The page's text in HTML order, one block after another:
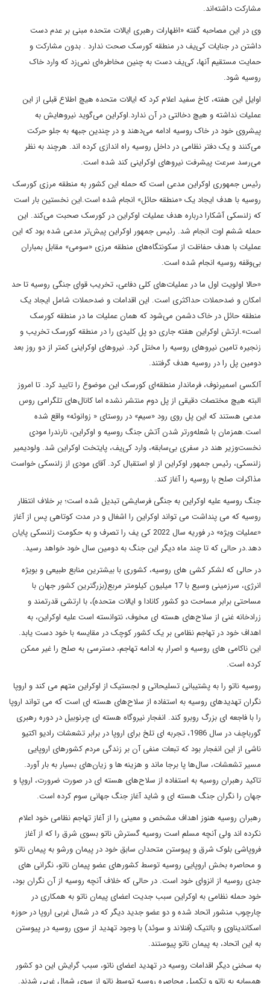
مشارکت داشته‌اند.
وی در این مصاحبه گفته «اظهارات رهبری ایالات متحده مبنی بر عدم دست
داشتن در جنایات کی‌یف در منطقه کورسک صحت ندارد . بدون مشارکت و
حمایت مستقیم آنها، کی‌یف دست به چنین مخاطره‌ای نمی‌زد که وارد خاک
روسیه شود.
اوایل این هفته، کاخ سفید اعلام کرد که ایالات متحده هیچ اطلاع قبلی از این
عملیات نداشته و هیچ دخالتی در آن ندارد.اوکراین می‌گوید نیروهایش به
پیشروی خود در خاک روسیه ادامه می‌دهند و در چندین جبهه به جلو حرکت
می‌کنند و یک دفتر نظامی در داخل روسیه راه اندازی کرده اند. هرچند به نظر
می‌رسد سرعت پیشرفت نیروهای اوکراینی کند شده است.
رئیس جمهوری اوکراین مدعی است که حمله این کشور به منطقه مرزی کورسک
روسیه با هدف ایجاد یک «منطقه حائل» انجام شده است.این نخستین بار است
که زلنسکی آشکارا درباره هدف عملیات اوکراین در کورسک صحبت می‌کند. این
حمله ششم اوت انجام شد. رئیس جمهور اوکراین پیش‌تر مدعی شده بود که این
عملیات با هدف حفاظت از سکونتگاه‌های منطقه مرزی «سومی» مقابل بمباران
بی‌وقفه روسیه انجام شده است.
«حالا اولویت اول ما در عملیات‌های کلی دفاعی، تخریب قوای جنگی روسیه تا حد
امکان و ضدحملات حداکثری است. این اقدامات و ضدحملات شامل ایجاد یک
منطقه حائل در خاک دشمن می‌شود که همان عملیات ما در منطقه کورسک
است».ارتش اوکراین هفته جاری دو پل کلیدی را در منطقه کورسک تخریب و
زنجیره تامین نیروهای روسیه را مختل کرد. نیروهای اوکراینی کمتر از دو روز بعد
دومین پل را در روسیه هدف گرفتند.
آلکسی اسمیرنوف، فرماندار منطقه‌ای کورسک این موضوع را تایید کرد. تا امروز
البته هیچ مختصات دقیقی از پل دوم منتشر نشده اما کانال‌های تلگرامی روس
مدعی هستند که این پل روی رود «سیم» در روستای « زوانوئه» واقع شده
است.همزمان با شعله‌ورتر شدن آتش جنگ روسیه و اوکراین، نارندرا مودی
نخست‌وزیر هند در سفری بی‌سابقه، وارد کی‌یف، پایتخت اوکراین شد. ولودیمیر
زلنسکی، رئیس جمهور اوکراین از او استقبال کرد. آقای مودی از زلنسکی خواست
مذاکرات صلح با روسیه را آغاز کند.
جنگ روسیه علیه اوکراین به جنگی فرسایشی تبدیل شده است؛ بر خلاف انتظار
روسیه که می پنداشت می تواند اوکراین را اشغال و در مدت کوتاهی پس از آغاز
«عملیات ویژه» در فوریه سال 2022 کی یف را تصرف و به حکومت زلنسکی پایان
دهد.در حالی که تا چند ماه دیگر این جنگ به دومین سال خود خواهد رسید.
در حالی که لشکر کشی های روسیه، کشوری با بیشترین منابع طبیعی و بویژه
انرژی، سرزمینی وسیع با 17 میلیون کیلومتر مربع(بزرگترین کشور جهان با
مساحتی برابر مساحت دو کشور کانادا و ایالات متحده)، با ارتشی قدرتمند و
زرادخانه غنی از سلاح‌های هسته ای مخوف، نتوانسته است علیه اوکراین، به
اهداف خود در تهاجم نظامی بر یک کشور کوچک در مقایسه با خود دست یابد.
این ناکامی های روسیه و اصرار به ادامه تهاجم، دسترسی به صلح را غیر ممکن
کرده است.
روسیه ناتو را به پشتیبانی تسلیحاتی و لجستیک از اوکراین متهم می کند و اروپا
نگران تهدیدهای روسیه به استفاده از سلاح‌های هسته ای است که می تواند اروپا
را با فاجعه ای بزرگ روبرو کند. انفجار نیروگاه هسته ای چرنوبیل در دوره رهبری
گورباچف در سال 1986، تجربه ای تلخ برای اروپا در برابر تشعشات رادیو اکتیو
ناشی از این انفجار بود که تبعات منفی آن بر زندگی مردم کشورهای اروپایی
مسیر تشعشات، سال‌ها پا برجا ماند و هزینه ها و زیان‌های بسیار به بار آورد.
تاکید رهبران روسیه به استفاده از سلاح‌های هسته ای در صورت ضرورت، اروپا و
جهان را نگران جنگ هسته ای و شاید آغاز جنگ جهانی سوم کرده است.
رهبران روسیه هنوز اهداف مشخص و معینی را از آغاز تهاجم نظامی خود اعلام
نکرده اند ولی آنچه مسلم است روسیه گسترش ناتو بسوی شرق را که از آغاز
فروپاشی بلوک شرق و پیوستن متحدان سابق خود در پیمان ورشو به پیمان ناتو
و محاصره بخش اروپایی روسیه توسط کشورهای عضو پیمان ناتو، نگرانی های
جدی روسیه از انزوای خود است. در حالی که خلاف آنچه روسیه از آن نگران بود،
خود حمله نظامی به اوکراین سبب جدیت اعضای پیمان ناتو به همکاری در
چارچوب منشور اتحاد شده و دو عضو جدید دیگر که در شمال غربی اروپا در حوزه
اسکاندیناوی و بالتیک (فنلاند و سوئد) با وجود تهدید از سوی روسیه در پیوستن
به این اتحاد، به پیمان ناتو پیوستند.
به سخنی دیگر اقدامات روسیه در تهدید اعضای ناتو، سبب گرایش این دو کشور
همسایه به ناتو و تکمیل محاصره روسیه توسط ناتو از سوی شمال غربی شدند.